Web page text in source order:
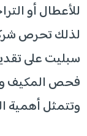
للأعطال أو
لذلك تحرص
سبليت على
فحص المكيف
وتتمثل أهمية